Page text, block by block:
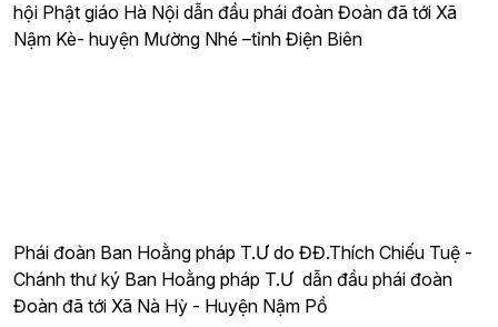
hội Phật giáo Hà Nội dẫn đầu phái đoàn Đoàn đã tới Xã
Nậm Kè- huyện Mường Nhé –tỉnh Điện Biên
Phái đoàn Ban Hoằng pháp T.Ư do ĐĐ.Thích Chiếu Tuệ -
Chánh thư ký Ban Hoằng pháp T.Ư dẫn đầu phái đoàn
Đoàn đã tới Xã Nà Hỳ - Huyện Nậm Pồ